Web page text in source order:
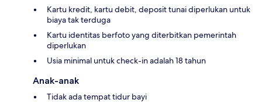
Kartu kredit, kartu debit, deposit tunai diperlukan untuk
biaya tak terduga
Kartu identitas berfoto yang diterbitkan pemerintah
diperlukan
Usia minimal untuk check-in adalah 18 tahun
Anak-anak
Tidak ada tempat tidur bayi